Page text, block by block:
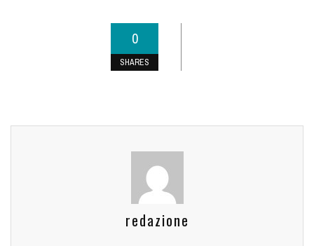
0
SHARES
redazione